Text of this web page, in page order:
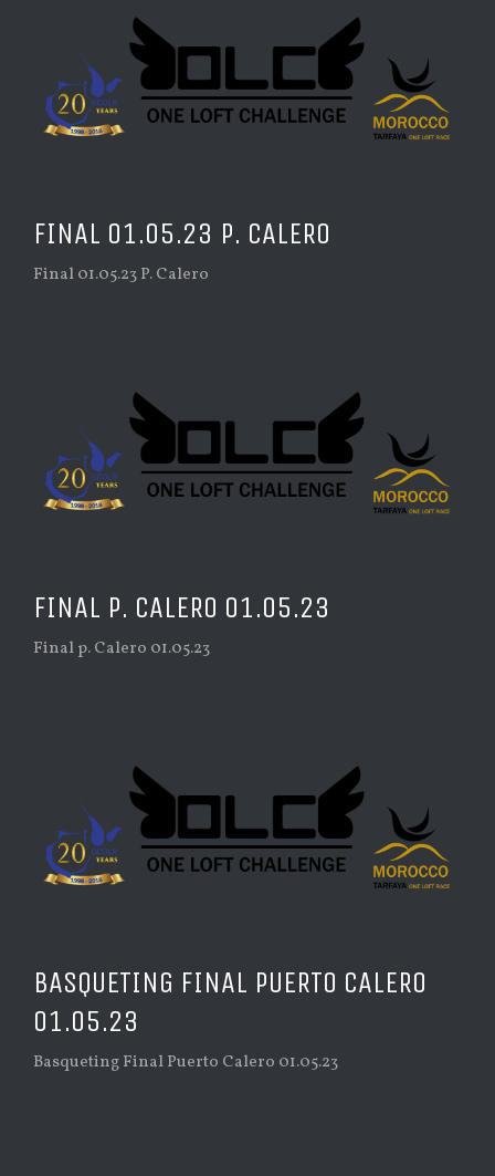
FINAL 01.05.23 P. CALERO
Final 01.05.23 P. Calero
FINAL P. CALERO 01.05.23
Final p. Calero 01.05.23
BASQUETING FINAL PUERTO CALERO
01.05.23
Basqueting Final Puerto Calero 01.05.23